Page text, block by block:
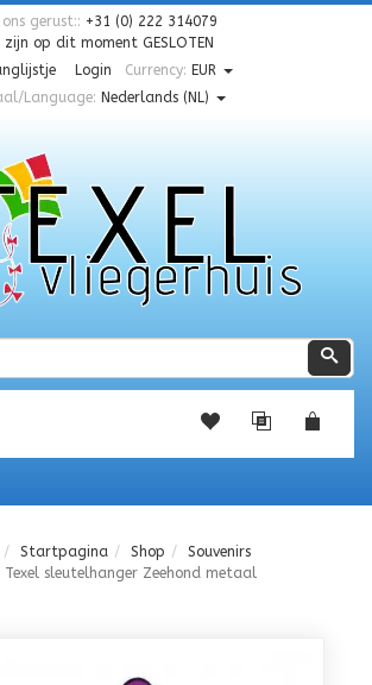
ons gerust:: +31 (0) 222 314079
zijn op dit moment GESLOTEN
Login Currency: EUR
Language: Nederlands (NL)
MENU
Startpagina Shop
Souvenirs
Texel sleutelhanger Zeehond metaal